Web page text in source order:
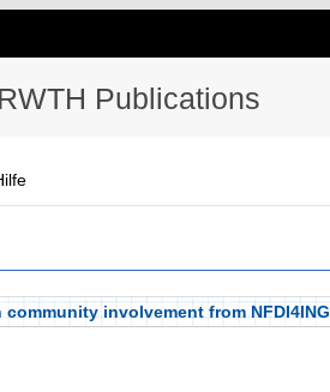
RWTH Publications
involvement from NFDI4ING